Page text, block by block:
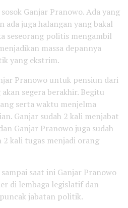
Ganjar Pranowo. Ada yang
ada juga halangan yang bakal
seseorang politis mengambil
massa depannya
yang ekstrim.
Pranowo untuk pensiun dari
segera berakhir. Begitu
serta waktu menjelma
Ganjar sudah 2 kali menjabat
Ganjar Pranowo juga sudah
2 kali tugas menjadi orang
saat ini Ganjar Pranowo
di lembaga legislatif dan
jabatan politik.